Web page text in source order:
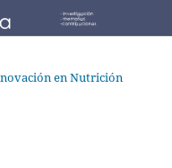
en Nutrición